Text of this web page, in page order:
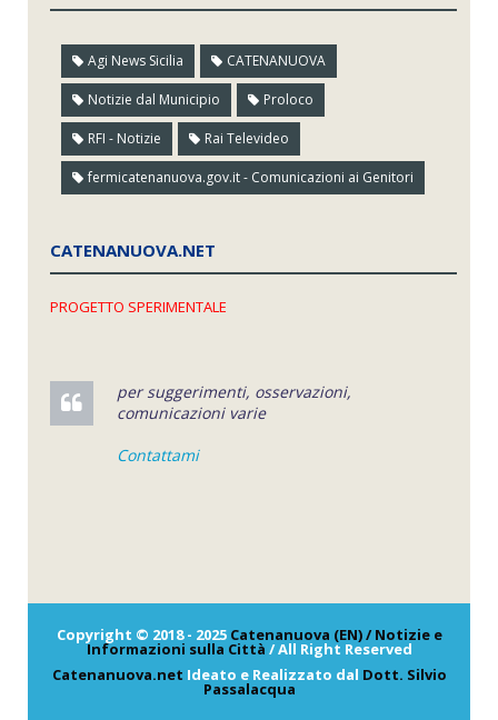
Agi News Sicilia CATENANUOVA
Notizie dal Municipio Proloco
RFI - Notizie Rai Televideo
fermicatenanuova.gov.it - Comunicazioni ai Genitori
CATENANUOVA.NET
PROGETTO SPERIMENTALE
per suggerimenti, osservazioni,
comunicazioni varie
Contattami
Copyright © 2018 - 2025 Catenanuova (EN) / Notizie e
Informazioni sulla Città / All Right Reserved
Catenanuova.net Ideato e Realizzato dal Dott. Silvio
Passalacqua